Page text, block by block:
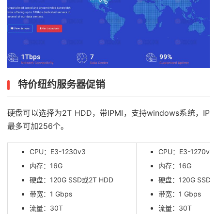
特价纽约服务器促销
硬盘可以选择为2T HDD，带IPMI，支持windows系统，IP
最多可加256个。
CPU：E3-1230v3
内存：16G
硬盘：120G SSD或2T HDD
带宽：1 Gbps
流量：30T
CPU：E3-1270v3
内存：16G
硬盘：120G SSD
带宽：1 Gbps
流量：30T